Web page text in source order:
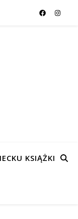
KSIĄŻKI